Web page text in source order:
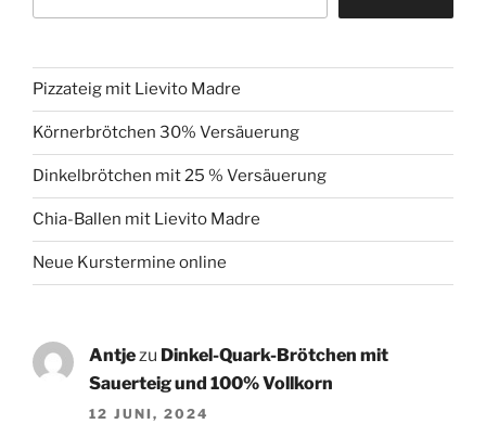
Pizzateig mit Lievito Madre
Körnerbrötchen 30% Versäuerung
Dinkelbrötchen mit 25 % Versäuerung
Chia-Ballen mit Lievito Madre
Neue Kurstermine online
Antjezu Dinkel-Quark-Brötchen mit
Sauerteig und 100% Vollkorn
12 JUNI, 2024